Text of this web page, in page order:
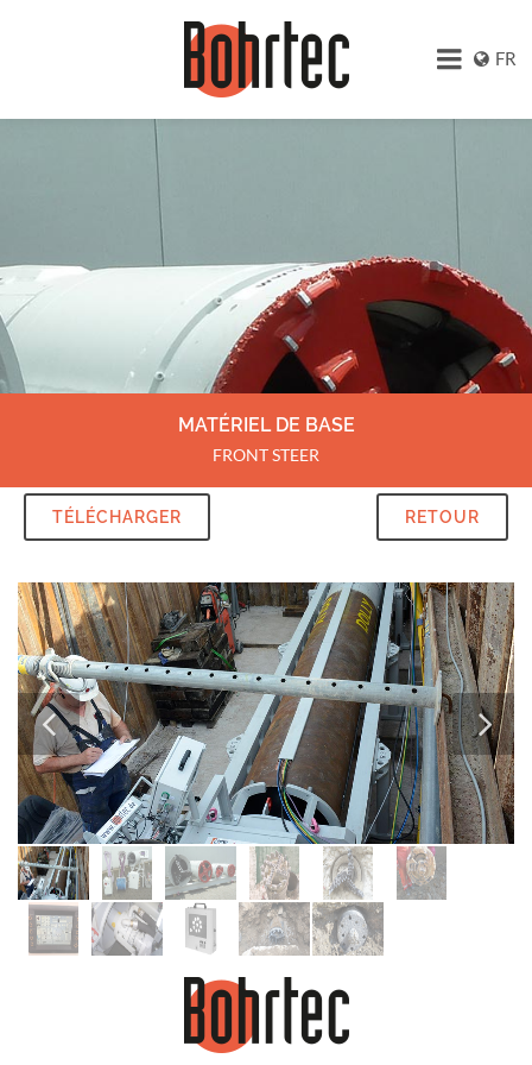
FR
MATÉRIEL DE BASE
FRONT STEER
TÉLÉCHARGER RETOUR